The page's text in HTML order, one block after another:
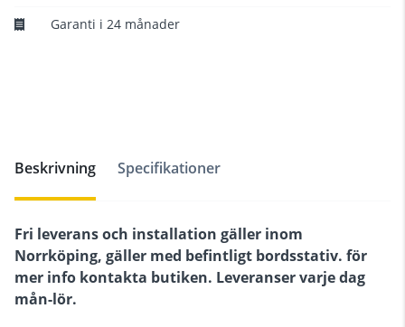
Garanti i 24 månader
Beskrivning Specifikationer
Fri leverans och installation gäller inom
Norrköping, gäller med befintligt bordsstativ. för
mer info kontakta butiken. Leveranser varje dag
mån-lör.